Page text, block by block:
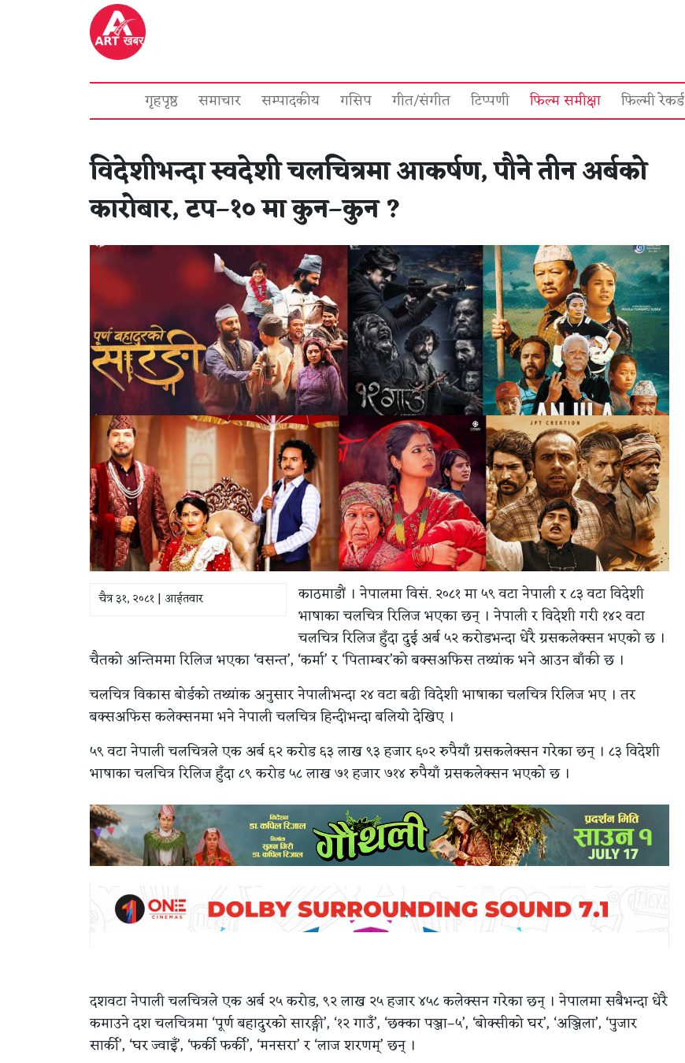
गृहपृष्ठ समाचार सम्पादकीय गसिप गीत/संगीत टिप्पणी फिल्म समीक्षा फिल्मी रेकर्ड
विदेशीभन्दा स्वदेशी चलचित्रमा आकर्षण, पौने तीन अर्बको
कारोबार, टप–१० मा कुन–कुन ?
चैत्र ३१, २०८१ | आईतवार
काठमाडौं । नेपालमा विसं. २०८१ मा ५९ वटा नेपाली र ८३ वटा विदेशी
भाषाका चलचित्र रिलिज भएका छन् । नेपाली र विदेशी गरी १४२ वटा
चलचित्र रिलिज हुँदा दुई अर्ब ५२ करोडभन्दा धेरै ग्रसकलेक्सन भएको छ ।
चैतको अन्तिममा रिलिज भएका ‘वसन्त’, ‘कर्मा’ र ‘पिताम्बर’को बक्सअफिस तथ्यांक भने आउन बाँकी छ ।
चलचित्र विकास बोर्डको तथ्यांक अनुसार नेपालीभन्दा २४ वटा बढी विदेशी भाषाका चलचित्र रिलिज भए । तर
बक्सअफिस कलेक्सनमा भने नेपाली चलचित्र हिन्दीभन्दा बलियो देखिए ।
५९ वटा नेपाली चलचित्रले एक अर्ब ६२ करोड ६३ लाख ९३ हजार ६०२ रुपैयाँ ग्रसकलेक्सन गरेका छन् । ८३ विदेशी
भाषाका चलचित्र रिलिज हुँदा ८९ करोड ५८ लाख ७१ हजार ७१४ रुपैयाँ ग्रसकलेक्सन भएको छ ।
दशवटा नेपाली चलचित्रले एक अर्ब २५ करोड, ९२ लाख २५ हजार ४५८ कलेक्सन गरेका छन् । नेपालमा सबैभन्दा धेरै
कमाउने दश चलचित्रमा ‘पूर्ण बहादुरको सारङ्गी’, ‘१२ गाउँ’, ‘छक्का पञ्जा–५’, ‘बोक्सीको घर’, ‘अञ्जिला’, ‘पुजार
सार्की’, ‘घर ज्वाइँ’, ‘फर्की फर्की’, ‘मनसरा’ र ‘लाज शरणम्’ छन् ।